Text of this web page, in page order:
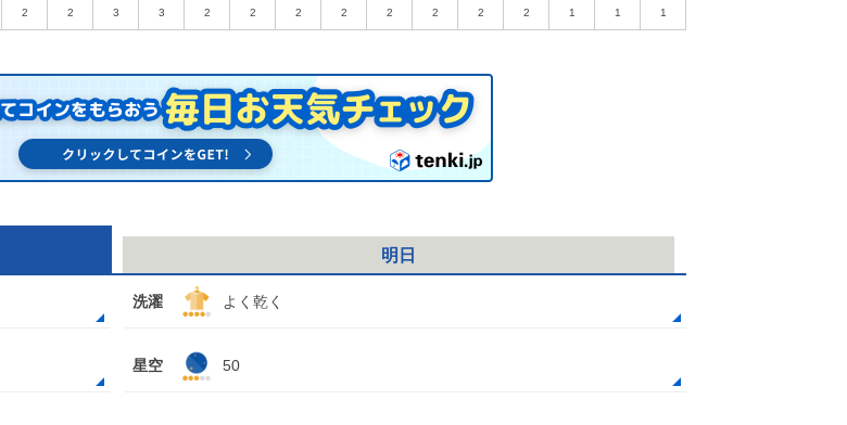
2 2 3 3 2 2 2 2 2 2 2 2 1 1 1
明日
洗濯 よく乾く
星空 50